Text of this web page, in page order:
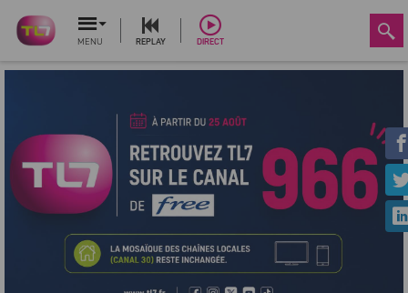
MENU REPLAY DIRECT